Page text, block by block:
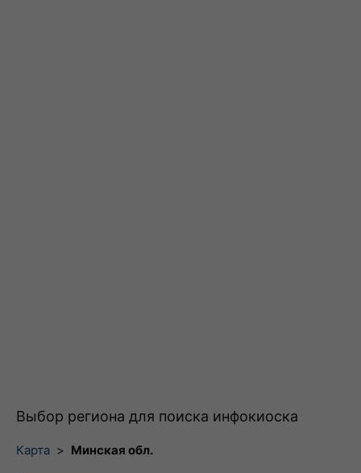
Выбор региона для поиска инфокиоска
Карта > Минская обл.